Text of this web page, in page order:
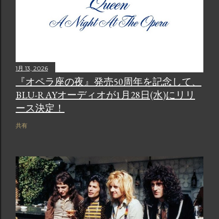
1月 13, 2026
『オペラ座の夜』発売50周年を記念して、
BLU-RAYオーディオが1月28日(水)にリリ
ース決定！
共有